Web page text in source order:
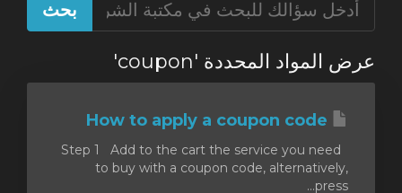
عرض المواد المحددة 'coupon'
Step 1 Add to the cart the service you need
to buy with a coupon code, alternatively,
press...